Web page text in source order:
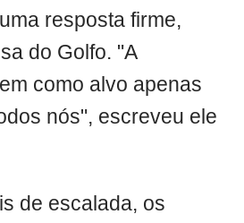
resposta firme,
do Golfo. "A
como alvo apenas
nós", escreveu ele
de escalada, os